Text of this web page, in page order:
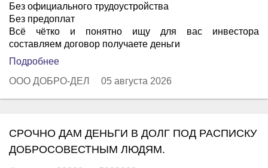
Без официального трудоустройства
Без предоплат
Всё чётко и понятно ищу для вас инвестора
составляем договор получаете деньги
Подробнее
ООО ДОБРО-ДЕЛ
05 августа 2026
СРОЧНО ДАМ ДЕНЬГИ В ДОЛГ ПОД РАСПИСКУ
ДОБРОСОВЕСТНЫМ ЛЮДЯМ.